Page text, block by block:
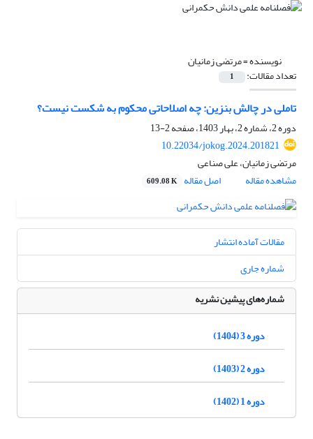
نویسنده =مرتضی زمانیان
تعداد مقالات: 1
تاملی در چالش بنزین: چه اصلاحاتی محکوم به شکست نیست؟
دوره 2، شماره 2، بهار 1403، صفحه
2-13
10.22034/jokog.2024.201821
مرتضی زمانیان، علی صناعی
مشاهده مقاله
اصل مقاله 609.08 K
مقالات آماده انتشار
شماره جاری
شماره‌های پیشین نشریه
دوره 3 (1404)
دوره 2 (1403)
دوره 1 (1402)